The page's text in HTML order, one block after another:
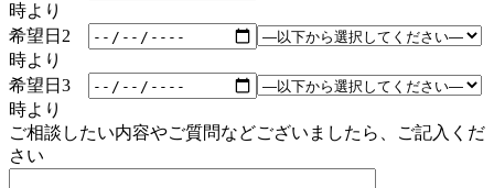
時より
希望日2
時より
希望日3
時より
ご相談したい内容やご質問などございましたら、ご記入くだ
さい